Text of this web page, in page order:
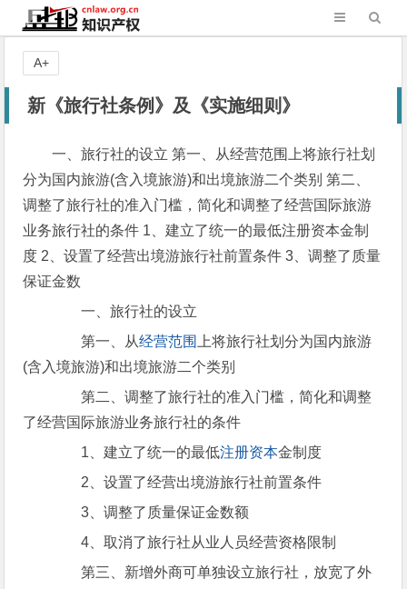
新《旅行社条例》及《实施细则》
一、旅行社的设立 第一、从经营范围上将旅行社划
分为国内旅游(含入境旅游)和出境旅游二个类别 第二、
调整了旅行社的准入门槛，简化和调整了经营国际旅游
业务旅行社的条件 1、建立了统一的最低注册资本金制
度 2、设置了经营出境游旅行社前置条件 3、调整了质量
保证金数
一、旅行社的设立
第一、从经营范围
上将旅行社划分为国内旅游
(含入境旅游)和出境旅游二个类别
第二、调整了旅行社的准入门槛，简化和调整
了经营国际旅游业务旅行社的条件
1、建立了统一的最低注册资本金制度
2、设置了经营出境游旅行社前置条件
3、调整了质量保证金数额
4、取消了旅行社从业人员经营资格限制
第三、新增外商可单独设立旅行社，放宽了外
A+